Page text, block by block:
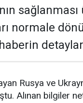
normale
Rusya ve
Alınan bilgiler